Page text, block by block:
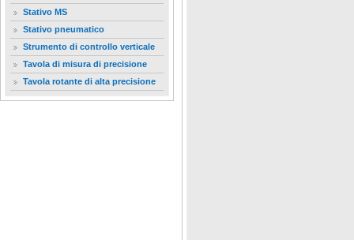
Stativo MS
Stativo pneumatico
Strumento di controllo verticale
Tavola di misura di precisione
Tavola rotante di alta precisione